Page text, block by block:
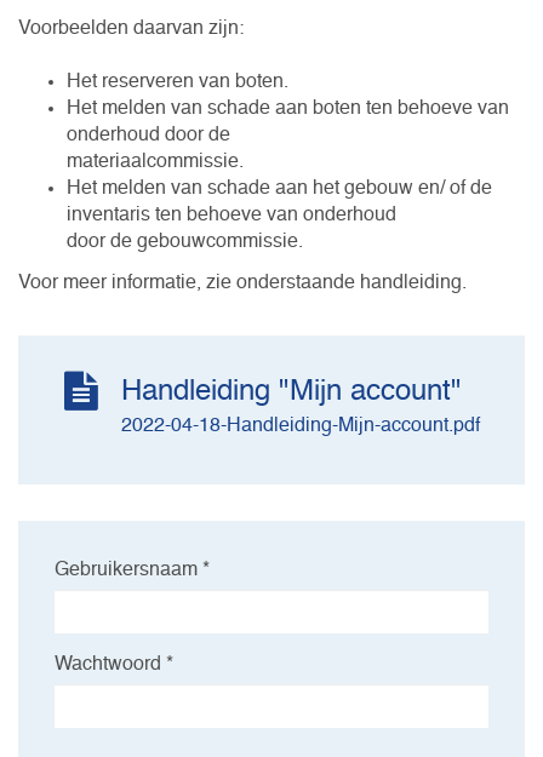
Voorbeelden daarvan zijn:
Het reserveren van boten.
Het melden van schade aan boten ten behoeve van
onderhoud door de
materiaalcommissie.
Het melden van schade aan het gebouw en/ of de
inventaris ten behoeve van onderhoud
door de gebouwcommissie.
Voor meer informatie, zie onderstaande handleiding.
Handleiding "Mijn account"
2022-04-18-Handleiding-Mijn-account.pdf
Gebruikersnaam *
Wachtwoord *